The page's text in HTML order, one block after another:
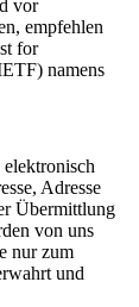
vor
empfehlen
for
namens
elektronisch
Adresse
Übermittlung
von uns
nur zum
und